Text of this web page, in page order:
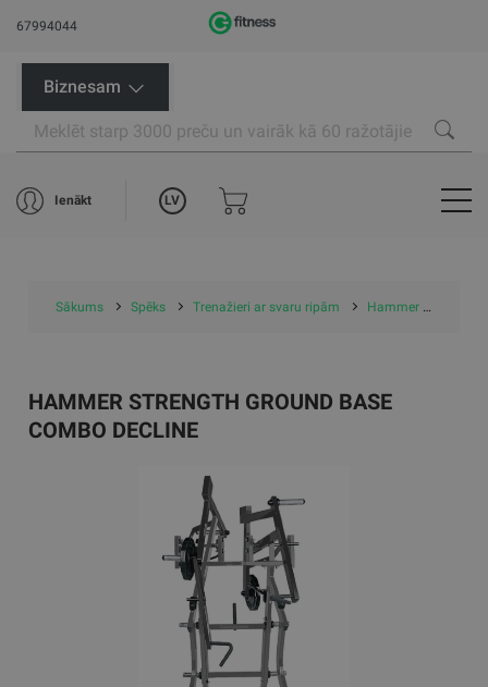
67994044
Biznesam
Ienākt LV
Sākums Spēks Trenažieri ar svaru ripām Hammer Strength Ground Base Combo Decline
HAMMER STRENGTH GROUND BASE
COMBO DECLINE